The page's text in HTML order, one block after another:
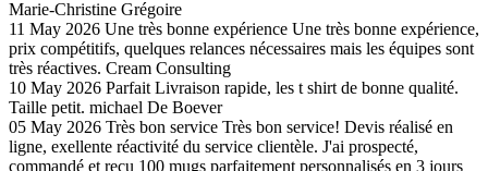
Marie-Christine Grégoire
11 May 2026 Une très bonne expérience Une très bonne expérience,
prix compétitifs, quelques relances nécessaires mais les équipes sont
très réactives. Cream Consulting
10 May 2026 Parfait Livraison rapide, les t shirt de bonne qualité.
Taille petit. michael De Boever
05 May 2026 Très bon service Très bon service! Devis réalisé en
ligne, exellente réactivité du service clientèle. J'ai prospecté,
commandé et reçu 100 mugs parfaitement personnalisés en 3 jours